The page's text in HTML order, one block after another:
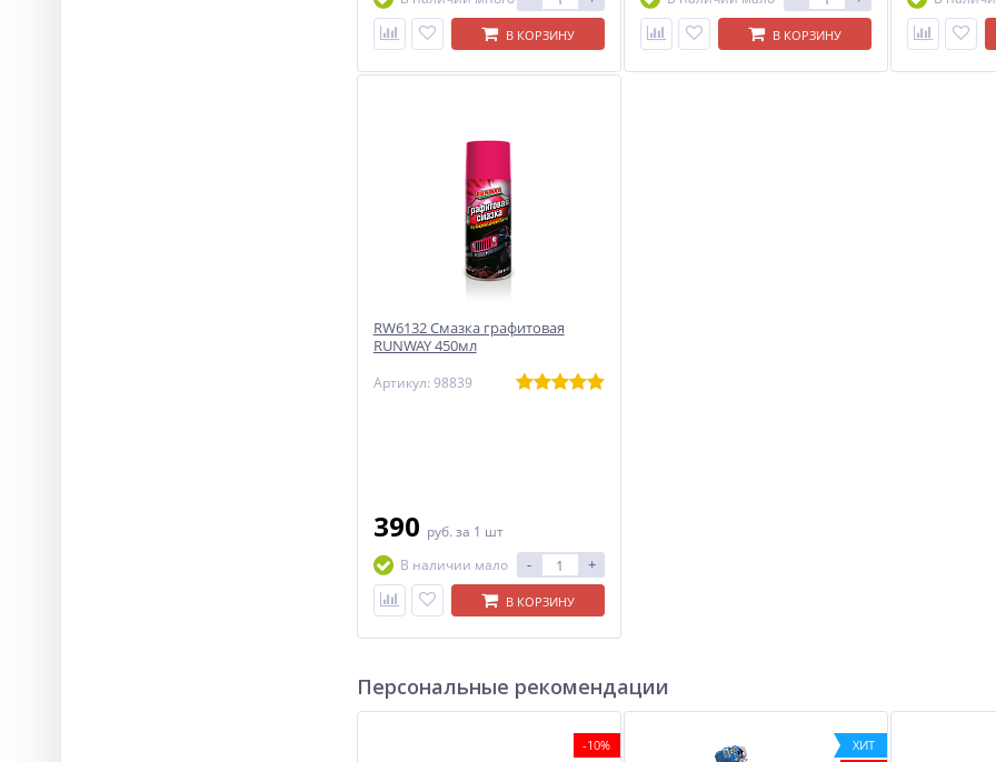
В КОРЗИНУ В КОРЗИНУ
RW6132 Смазка графитовая
RUNWAY 450мл
Артикул: 98839
390 руб. за 1 шт
В наличии мало
- +
В КОРЗИНУ
Персональные рекомендации
-10%
ХИТ